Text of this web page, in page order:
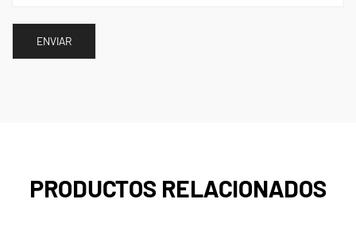
PRODUCTOS RELACIONADOS